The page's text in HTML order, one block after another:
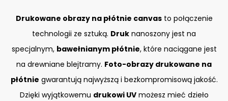
Drukowane obrazy na płótnie canvasto połączenie
technologii ze sztuką. Druk nanoszony jest na
specjalnym, bawełnianym płótnie, które naciągane jest
na drewniane blejtramy. Foto-obrazy drukowane na
płótnie gwarantują najwyższą i bezkompromisową jakość.
Dzięki wyjątkowemu drukowi UVmożesz mieć dzieło